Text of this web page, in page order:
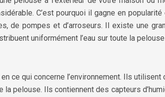
C’est pourquoi il gagne en
de pompes et d’arroseurs. Il existe une
uniformément l’eau sur toute la
ce qui concerne l’environnement. Ils
pelouse. Ils contiennent des capteurs